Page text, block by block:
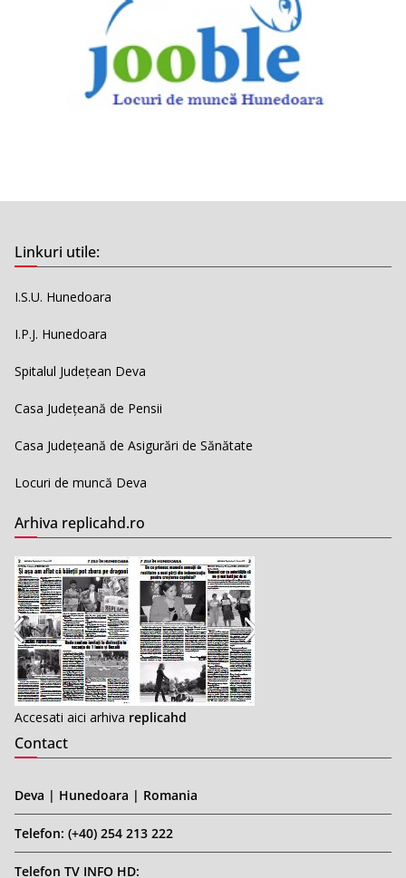
Linkuri utile:
I.S.U. Hunedoara
I.P.J. Hunedoara
Spitalul Județean Deva
Casa Județeană de Pensii
Casa Județeană de Asigurări de Sănătate
Locuri de muncă Deva
Arhiva replicahd.ro
Accesati aici arhiva replicahd
Contact
Deva | Hunedoara | Romania
Telefon: (+40) 254 213 222
Telefon TV INFO HD: